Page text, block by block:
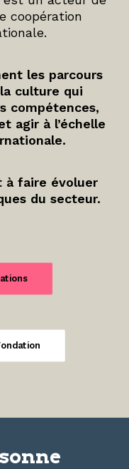
coopération
les parcours
culture qui
compétences,
agir à l’échelle
à faire évoluer
du secteur.